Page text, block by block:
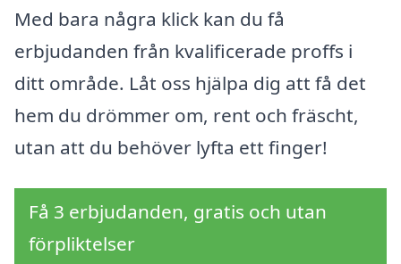
Med bara några klick kan du få
erbjudanden från kvalificerade proffs i
ditt område. Låt oss hjälpa dig att få det
hem du drömmer om, rent och fräscht,
utan att du behöver lyfta ett finger!
Få 3 erbjudanden, gratis och utan
förpliktelser